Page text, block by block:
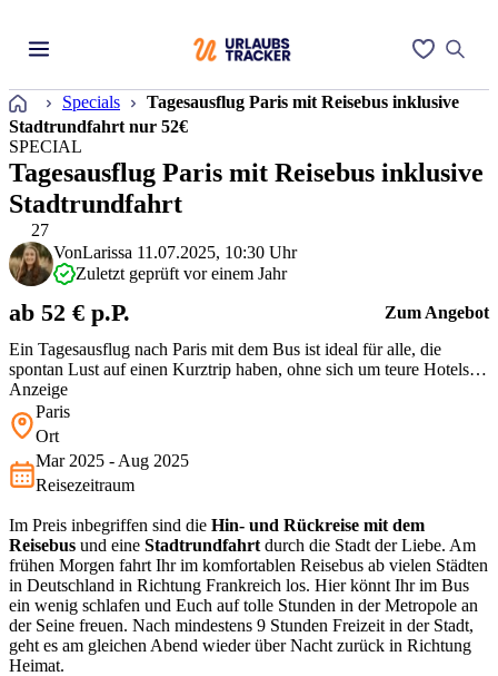
Startseite
Specials
Tagesausflug Paris mit Reisebus inklusive
Stadtrundfahrt nur 52€
27
SPECIAL
Tagesausflug Paris mit Reisebus inklusive
Stadtrundfahrt
Ein Tagesausflug nach Paris mit dem Bus ist ideal für alle, die
spontan Lust auf einen Kurztrip haben, ohne sich um teure Hotels
oder komplizierte Anreisen kümmern zu müssen. Die inkludierte
Stadtrundfahrt gibt Euch einen schnellen Überblick, bevor Ihr auf
eigene Faust loszieht.
VonLarissa 11.07.2025, 10:30 Uhr
Zuletzt geprüft vor einem Jahr
ab 52 € p.P. Zum Angebot
Anzeige
Paris
Ort
Mar 2025 - Aug 2025
Reisezeitraum
Im Preis inbegriffen sind die Hin- und Rückreise mit dem
Reisebus und eine Stadtrundfahrt durch die Stadt der Liebe. Am
frühen Morgen fahrt Ihr im komfortablen Reisebus ab vielen Städten
in Deutschland in Richtung Frankreich los. Hier könnt Ihr im Bus
ein wenig schlafen und Euch auf tolle Stunden in der Metropole an
der Seine freuen. Nach mindestens 9 Stunden Freizeit in der Stadt,
geht es am gleichen Abend wieder über Nacht zurück in Richtung
Heimat.